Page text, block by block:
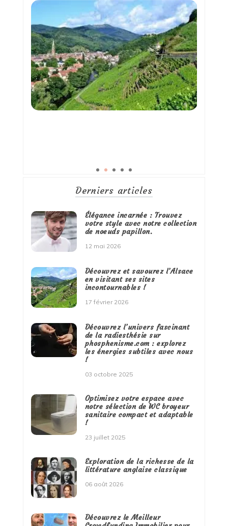
Derniers articles
Élégance incarnée : Trouvez
votre style avec notre collection
de noeuds papillon.
12 mai 2026
Découvrez et savourez l’Alsace
en visitant ses sites
incontournables !
17 février 2026
Découvrez l’univers fascinant
de la radiesthésie sur
phosphenisme.com : explorez
les énergies subtiles avec nous
!
03 octobre 2025
Optimisez votre espace avec
notre sélection de WC broyeur
sanitaire compact et adaptable
!
23 juillet 2025
Exploration de la richesse de la
littérature anglaise classique
06 août 2026
Découvrez le Meilleur